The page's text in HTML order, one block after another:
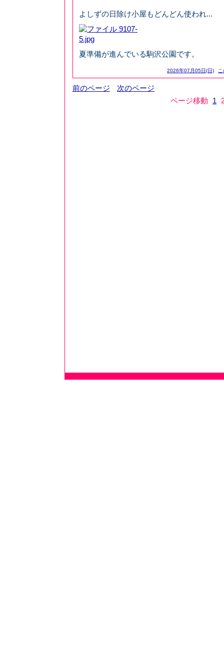
よしずの日除け小屋もどんどん使われ...
夏準備が進んでいる駒沢公園です。
2026年07月05日(日)
前のページ
次のページ
ページ移動
1